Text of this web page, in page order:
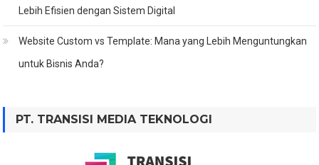
Lebih Efisien dengan Sistem Digital
Website Custom vs Template: Mana yang Lebih Menguntungkan
untuk Bisnis Anda?
PT. TRANSISI MEDIA TEKNOLOGI